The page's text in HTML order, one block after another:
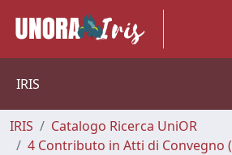
IRIS
IRIS
Catalogo Ricerca UniOR
4 Contributo in Atti di Convegno